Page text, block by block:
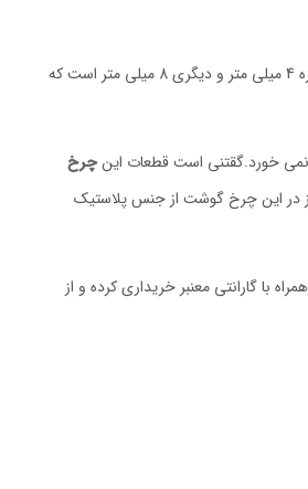
دارای دو دیسک خردکن مختلف از جنس استیل ،یکی با اندازه 4 میلی متر و دیگری 8 میلی متر است که
نمی خورد.گقتنی است قطعات اینچرخ
در این چرخ گوشت از جنس پلاستیک
با گارانتی معنبر خریداری کرده و از